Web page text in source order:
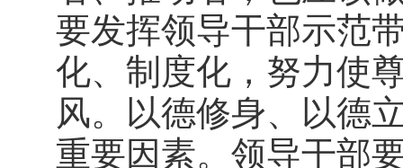
要发挥领导干部示范
化、制度化，努力使
风。以德修身、以德
重要因素。领导干部